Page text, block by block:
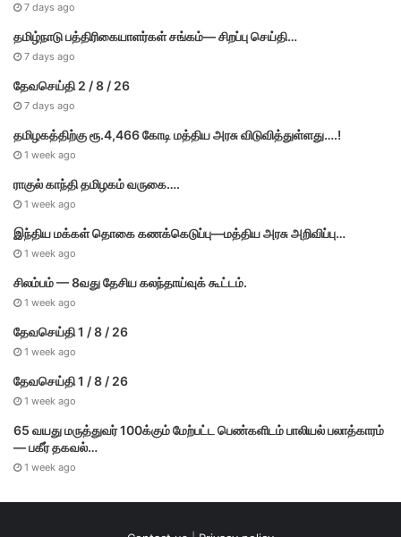
7 days ago
தமிழ்நாடு பத்திரிகையாளர்கள் சங்கம்— சிறப்பு செய்தி…
7 days ago
தேவசெய்தி 2 / 8 / 26
7 days ago
தமிழகத்திற்கு ரூ.4,466 கோடி மத்திய அரசு விடுவித்துள்ளது….!
1 week ago
ராகுல் காந்தி தமிழகம் வருகை….
1 week ago
இந்திய மக்கள் தொகை கணக்கெடுப்பு—மத்திய அரசு அறிவிப்பு…
1 week ago
சிலம்பம் — 8வது தேசிய கலந்தாய்வுக் கூட்டம்.
1 week ago
தேவசெய்தி 1 / 8 / 26
1 week ago
தேவசெய்தி 1 / 8 / 26
1 week ago
65 வயது மருத்துவர் 100க்கும் மேற்பட்ட பெண்களிடம் பாலியல் பலாத்காரம்
— பகீர் தகவல்…
1 week ago